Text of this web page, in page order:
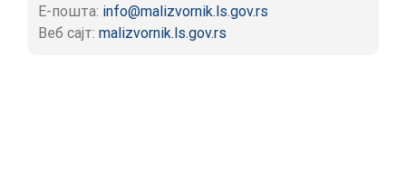
Е-пошта: info@malizvornik.ls.gov.rs
Веб сајт: malizvornik.ls.gov.rs